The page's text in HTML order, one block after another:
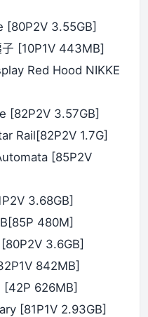
[80P2V 3.55GB]
[10P1V 443MB]
Red Hood NIKKE
[82P2V 3.57GB]
Rail[82P2V 1.7G]
[85P2V
3.68GB]
480M]
3.6GB]
842MB]
[42P 626MB]
[81P1V 2.93GB]